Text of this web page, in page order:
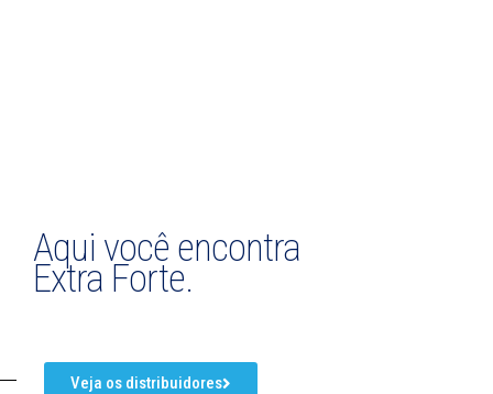
Aqui você encontra
Extra Forte.
Veja os distribuidores